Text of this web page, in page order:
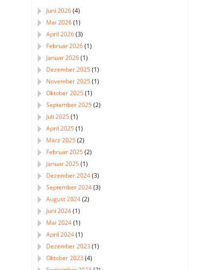
Juni 2026(4)
Mai 2026(1)
April 2026(3)
Februar 2026(1)
Januar 2026(1)
Dezember 2025(1)
November 2025(1)
Oktober 2025(1)
September 2025(2)
Juli 2025(1)
April 2025(1)
März 2025(2)
Februar 2025(2)
Januar 2025(1)
Dezember 2024(3)
September 2024(3)
August 2024(2)
Juni 2024(1)
Mai 2024(1)
April 2024(1)
Dezember 2023(1)
Oktober 2023(4)